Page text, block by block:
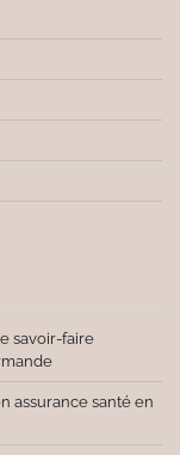
savoir-faire
assurance santé en